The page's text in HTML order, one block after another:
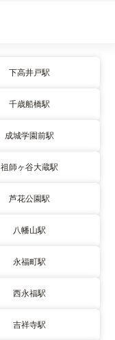
下高井戸駅
千歳船橋駅
成城学園前駅
祖師ヶ谷大蔵駅
芦花公園駅
八幡山駅
永福町駅
西永福駅
吉祥寺駅